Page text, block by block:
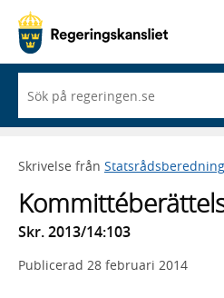
du
börjar
skriva
framträder
lista
med
sökförslag
Skrivelse från
Skr. 2013/14:103
Publicerad 28 februari 2014